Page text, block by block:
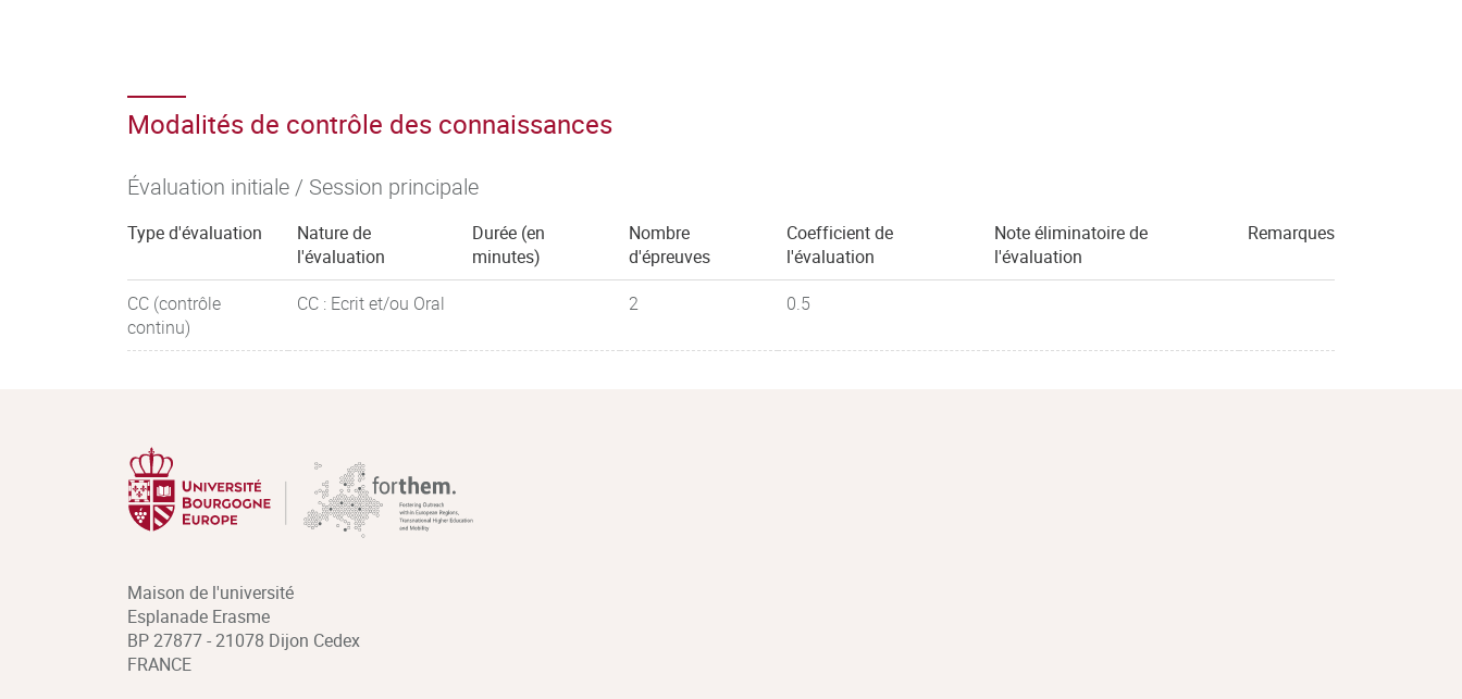
Modalités de contrôle des connaissances
Évaluation initiale / Session principale
Type d'évaluation
Nature de
l'évaluation
Durée (en
minutes)
Nombre
d'épreuves
Coefficient de
l'évaluation
Note éliminatoire de
l'évaluation
Remarques
CC (contrôle
continu)
CC : Ecrit et/ou Oral 2 0.5
Maison de l'université
Esplanade Erasme
BP 27877 - 21078 Dijon Cedex
FRANCE